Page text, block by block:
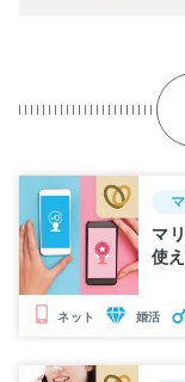
マ
使
ネット 婚活